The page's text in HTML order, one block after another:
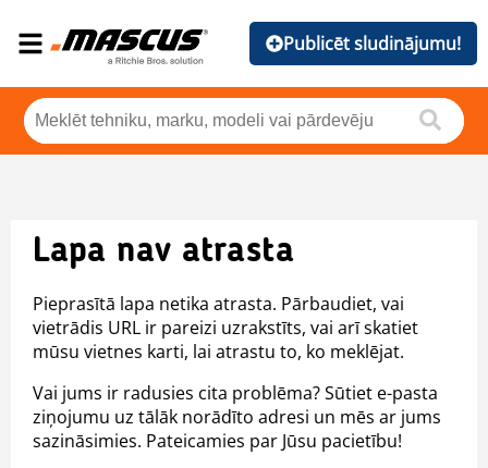
Publicēt sludinājumu!
Lapa nav atrasta
Pieprasītā lapa netika atrasta. Pārbaudiet, vai
vietrādis URL ir pareizi uzrakstīts, vai arī skatiet
mūsu vietnes karti, lai atrastu to, ko meklējat.
Vai jums ir radusies cita problēma? Sūtiet e-pasta
ziņojumu uz tālāk norādīto adresi un mēs ar jums
sazināsimies. Pateicamies par Jūsu pacietību!